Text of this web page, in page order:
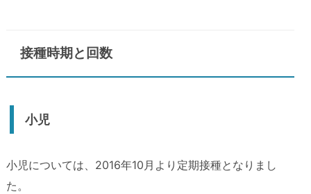
接種時期と回数
小児
小児については、2016年10月より定期接種となりまし
た。